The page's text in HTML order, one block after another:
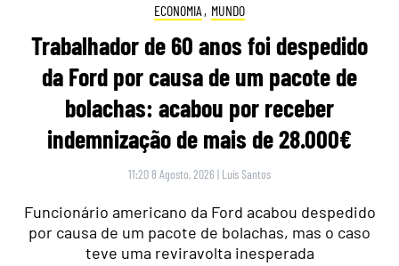
ECONOMIA , MUNDO
Trabalhador de 60 anos foi despedido
da Ford por causa de um pacote de
bolachas: acabou por receber
indemnização de mais de 28.000€
11:20 8 Agosto, 2026 | Luís Santos
Funcionário americano da Ford acabou despedido
por causa de um pacote de bolachas, mas o caso
teve uma reviravolta inesperada